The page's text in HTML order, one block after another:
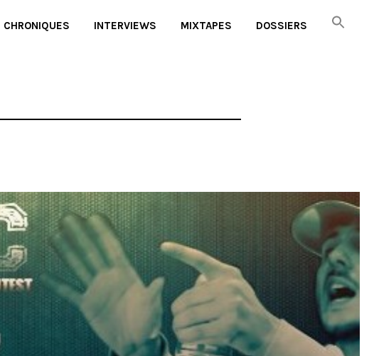
CHRONIQUES INTERVIEWS MIXTAPES DOSSIERS